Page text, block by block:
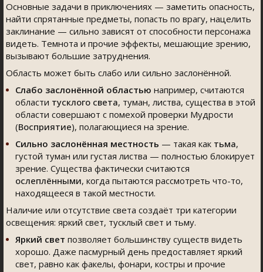
Основные задачи в приключениях — заметить опасность,
найти спрятанные предметы, попасть по врагу, нацелить
заклинание — сильно зависят от способности персонажа
видеть. Темнота и прочие эффекты, мешающие зрению,
вызывают большие затруднения.
Область может быть слабо или сильно заслонённой.
Слабо заслонённой областью например, считаются
области тусклого света, туман, листва, существа в этой
области совершают с помехой проверки Мудрости
(Восприятие), полагающиеся на зрение.
Сильно заслонённая местность — такая как тьма,
густой туман или густая листва — полностью блокирует
зрение. Существа фактически считаются
ослеплёнными, когда пытаются рассмотреть что-то,
находящееся в такой местности.
Наличие или отсутствие света создаёт три категории
освещения: яркий свет, тусклый свет и тьму.
Яркий свет позволяет большинству существ видеть
хорошо. Даже пасмурный день предоставляет яркий
свет, равно как факелы, фонари, костры и прочие